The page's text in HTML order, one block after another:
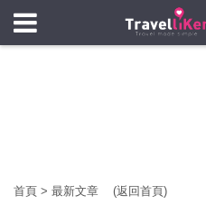
首頁 > 最新文章 (返回首頁)